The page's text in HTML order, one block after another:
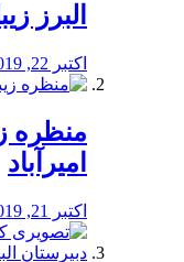
البرز
اکتبر 22, 2019
منظره‌‌
امیرآباد
اکتبر 21, 2019